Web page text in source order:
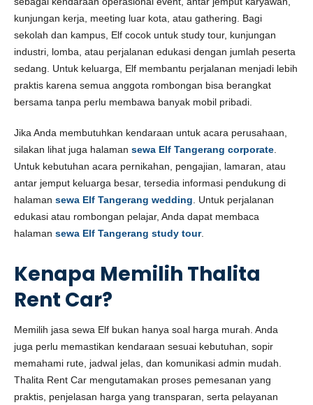
kunjungan kerja, meeting luar kota, atau gathering. Bagi
sekolah dan kampus, Elf cocok untuk study tour, kunjungan
industri, lomba, atau perjalanan edukasi dengan jumlah peserta
sedang. Untuk keluarga, Elf membantu perjalanan menjadi lebih
praktis karena semua anggota rombongan bisa berangkat
bersama tanpa perlu membawa banyak mobil pribadi.
Jika Anda membutuhkan kendaraan untuk acara perusahaan,
silakan lihat juga halamansewa Elf Tangerang corporate
Untuk kebutuhan acara pernikahan, pengajian, lamaran, atau
antar jemput keluarga besar, tersedia informasi pendukung di
halamansewa Elf Tangerang wedding . Untuk perjalanan
edukasi atau rombongan pelajar, Anda dapat membaca
halamansewa Elf Tangerang study tour.
Kenapa Memilih Thalita
Rent Car?
Memilih jasa sewa Elf bukan hanya soal harga murah. Anda
juga perlu memastikan kendaraan sesuai kebutuhan, sopir
memahami rute, jadwal jelas, dan komunikasi admin mudah.
Thalita Rent Car mengutamakan proses pemesanan yang
praktis, penjelasan harga yang transparan, serta pelayanan